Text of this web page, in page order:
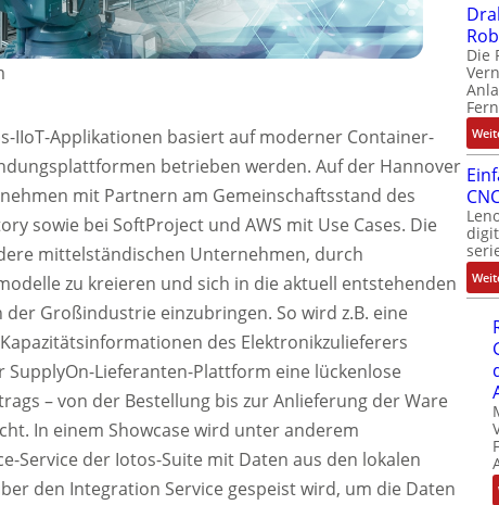
IIoT-Applikationen basiert auf moderner Container-
betrieben werden. Auf der Hannover
mit Partnern am Gemeinschaftsstand des
sowie bei SoftProject und AWS mit Use Cases. Die
mittelständischen Unternehmen, durch
zu kreieren und sich in die aktuell entstehenden
Großindustrie einzubringen. So wird z.B. eine
des Elektronikzulieferers
Lieferanten-Plattform eine lückenlose
– von der Bestellung bis zur Anlieferung der Ware
In einem Showcase wird unter anderem
Service der Iotos-Suite mit Daten aus den lokalen
den Integration Service gespeist wird, um die Daten
Die